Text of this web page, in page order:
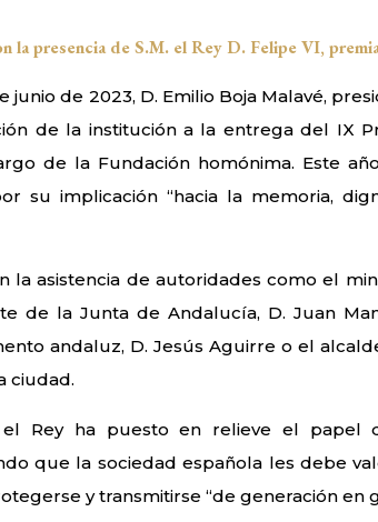
la presencia de S.M. el Rey D.Felipe VI,
junio de 2023, D. Emilio Boja Malavé,
de la institución a la entrega del IX
de la Fundación homónima. Este
su implicación “hacia la memoria,
la asistencia de autoridades como el
de la Junta de Andalucía, D. Juan
andaluz, D. Jesús Aguirre o el
ciudad.
el Rey ha puesto en relieve el papel
que la sociedad española les debe
y transmitirse “de generación en